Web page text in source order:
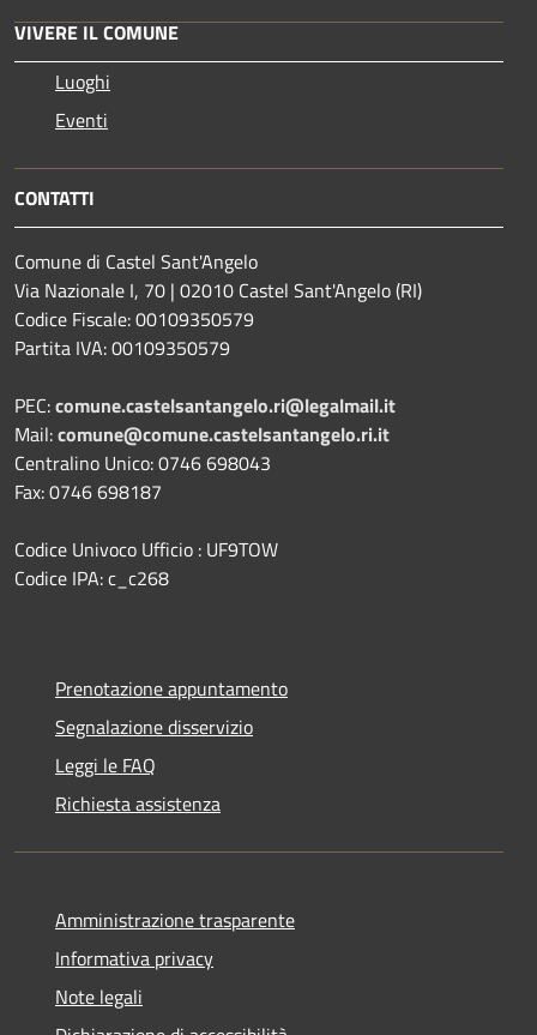
VIVERE IL COMUNE
Luoghi
Eventi
CONTATTI
Comune di Castel Sant'Angelo
Via Nazionale I, 70 | 02010 Castel Sant'Angelo (RI)
Codice Fiscale: 00109350579
Partita IVA: 00109350579
PEC:comune.castelsantangelo.ri@legalmail.it
Mail:comune@comune.castelsantangelo.ri.it
Centralino Unico: 0746 698043
Fax: 0746 698187
Codice Univoco Ufficio : UF9TOW
Codice IPA: c_c268
Prenotazione appuntamento
Segnalazione disservizio
Leggi le FAQ
Richiesta assistenza
Amministrazione trasparente
Informativa privacy
Note legali